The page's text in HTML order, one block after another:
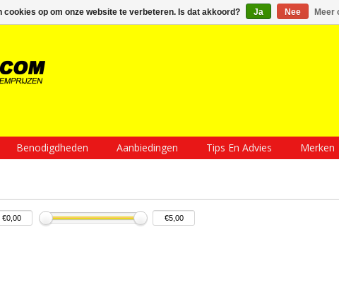
Inloggen Een account aanmaken Mijn winkelwagen €0,00
Benodigdheden Aanbiedingen Tips En Advies Merken
cookies op om onze website te verbeteren. Is dat akkoord? Ja Nee Meer